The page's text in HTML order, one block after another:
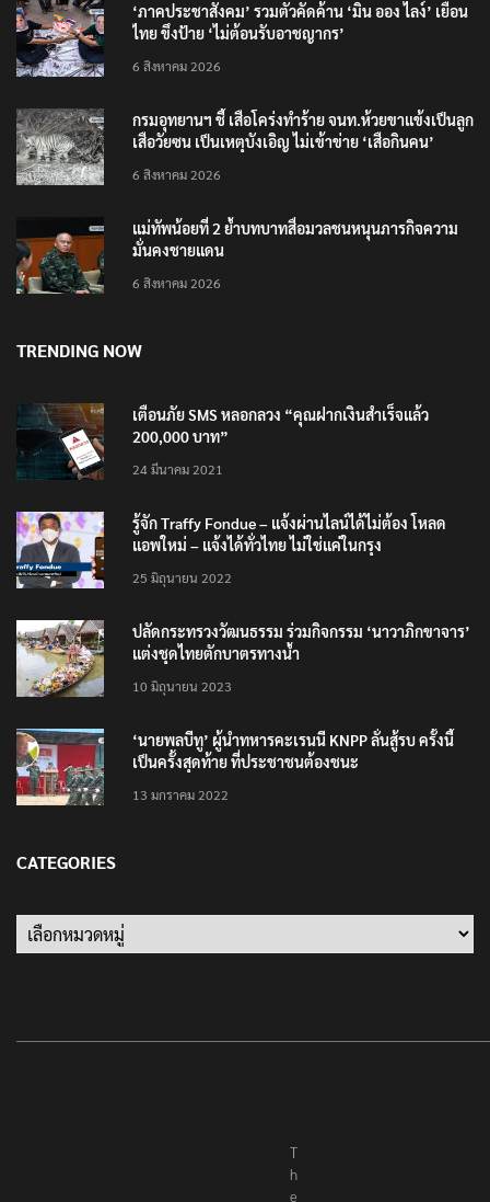
‘ภาคประชาสังคม’ รวมตัวคัดค้าน ‘มิน ออง ไลง์’ เยือน
ไทย ขึงป้าย ‘ไม่ต้อนรับอาชญากร’
6 สิงหาคม 2026
กรมอุทยานฯ ชี้ เสือโคร่งทำร้าย จนท.ห้วยขาแข้งเป็นลูก
เสือวัยซน เป็นเหตุบังเอิญ ไม่เข้าข่าย ‘เสือกินคน’
6 สิงหาคม 2026
แม่ทัพน้อยที่ 2 ย้ำบทบาทสื่อมวลชนหนุนภารกิจความ
มั่นคงชายแดน
6 สิงหาคม 2026
TRENDING NOW
เตือนภัย SMS หลอกลวง “คุณฝากเงินสำเร็จแล้ว
200,000 บาท”
24 มีนาคม 2021
รู้จัก Traffy Fondue – แจ้งผ่านไลน์ได้ไม่ต้อง โหลด
แอพใหม่ – แจ้งได้ทั่วไทย ไม่ใช่แค่ในกรุง
25 มิถุนายน 2022
ปลัดกระทรวงวัฒนธรรม ร่วมกิจกรรม ‘นาวาภิกขาจาร’
แต่งชุดไทยตักบาตรทางน้ำ
10 มิถุนายน 2023
‘นายพลบีทู’ ผู้นำทหารคะเรนนี KNPP ลั่นสู้รบ ครั้งนี้
เป็นครั้งสุดท้าย ที่ประชาชนต้องชนะ
13 มกราคม 2022
CATEGORIES
Categories
T
h
e